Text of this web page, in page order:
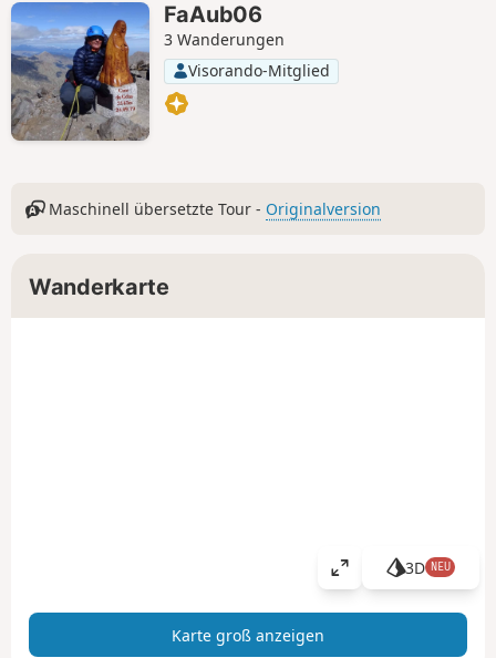
FaAub06
3 Wanderungen
Visorando-Mitglied
Maschinell übersetzte Tour - Originalversion
Wanderkarte
K
3D NEU
Karte groß anzeigen